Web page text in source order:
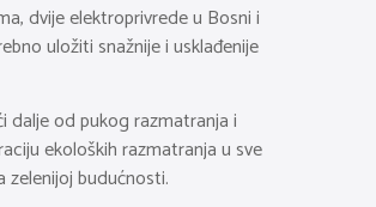
dvije elektroprivrede u Bosni i
uložiti snažnije i usklađenije
dalje od pukog razmatranja i
ekoloških razmatranja u sve
zelenijoj budućnosti.